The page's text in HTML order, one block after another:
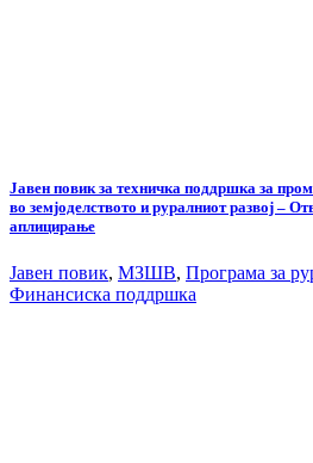
Јавен повик за техничка поддршка за
во земјоделството и руралниот развој –
аплицирање
Јавен повик, МЗШВ, Програма за
Финансиска поддршка